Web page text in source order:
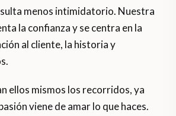
menos intimidatorio. Nuestra
la confianza y se centra en la
al cliente, la historia y
ellos mismos los recorridos, ya
viene de amar lo que haces.